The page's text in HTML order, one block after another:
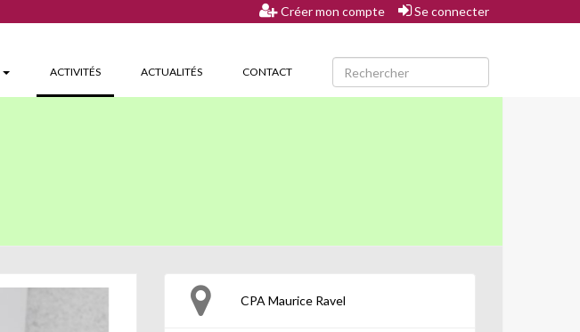
Créer mon compte Se connecter
ACTIVITÉS(CURRENT)ACTUALITÉS CONTACT
CPA Maurice Ravel